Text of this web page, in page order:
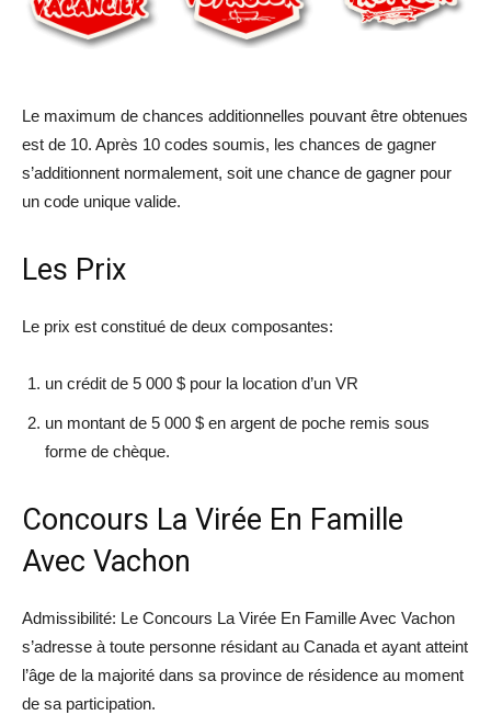
Le maximum de chances additionnelles pouvant être obtenues
est de 10. Après 10 codes soumis, les chances de gagner
s’additionnent normalement, soit une chance de gagner pour
un code unique valide.
Les Prix
Le prix est constitué de deux composantes:
un crédit de 5 000 $ pour la location d’un VR
un montant de 5 000 $ en argent de poche remis sous
forme de chèque.
Concours La Virée En Famille
Avec Vachon
Admissibilité: Le Concours La Virée En Famille Avec Vachon
s’adresse à toute personne résidant au Canada et ayant atteint
l’âge de la majorité dans sa province de résidence au moment
de sa participation.